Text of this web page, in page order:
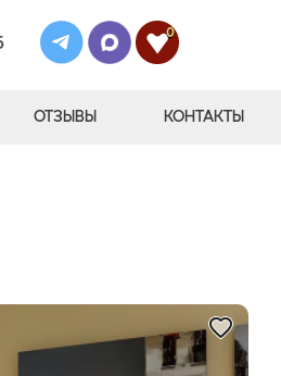
0
ОТЗЫВЫ КОНТАКТЫ